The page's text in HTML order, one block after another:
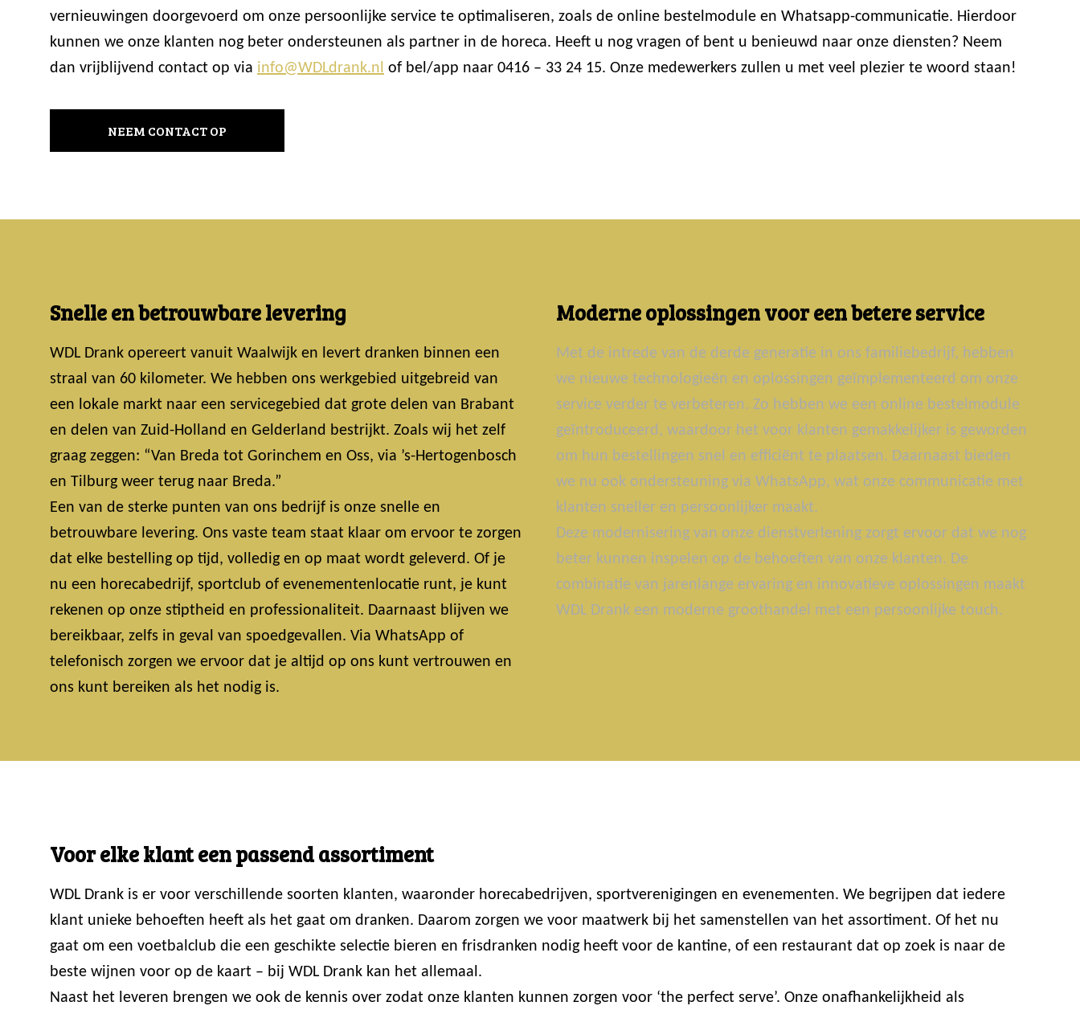
vernieuwingen doorgevoerd om onze persoonlijke service te optimaliseren, zoals de online bestelmodule en Whatsapp-communicatie. Hierdoor
kunnen we onze klanten nog beter ondersteunen als partner in de horeca. Heeft u nog vragen of bent u benieuwd naar onze diensten? Neem
dan vrijblijvend contact op via info@WDLdrank.nl of bel/app naar 0416 – 33 24 15. Onze medewerkers zullen u met veel plezier te woord staan!
NEEM CONTACT OP
Snelle en betrouwbare levering
WDL Drank opereert vanuit Waalwijk en levert dranken binnen een
straal van 60 kilometer. We hebben ons werkgebied uitgebreid van
een lokale markt naar een servicegebied dat grote delen van Brabant
en delen van Zuid-Holland en Gelderland bestrijkt. Zoals wij het zelf
graag zeggen: “Van Breda tot Gorinchem en Oss, via ’s-Hertogenbosch
en Tilburg weer terug naar Breda.”
Een van de sterke punten van ons bedrijf is onze snelle en
betrouwbare levering. Ons vaste team staat klaar om ervoor te zorgen
dat elke bestelling op tijd, volledig en op maat wordt geleverd. Of je
nu een horecabedrijf, sportclub of evenementenlocatie runt, je kunt
rekenen op onze stiptheid en professionaliteit. Daarnaast blijven we
bereikbaar, zelfs in geval van spoedgevallen. Via WhatsApp of
telefonisch zorgen we ervoor dat je altijd op ons kunt vertrouwen en
ons kunt bereiken als het nodig is.
Moderne oplossingen voor een betere service
Met de intrede van de derde generatie in ons familiebedrijf, hebben
we nieuwe technologieën en oplossingen geïmplementeerd om onze
service verder te verbeteren. Zo hebben we een online bestelmodule
geïntroduceerd, waardoor het voor klanten gemakkelijker is geworden
om hun bestellingen snel en efficiënt te plaatsen. Daarnaast bieden
we nu ook ondersteuning via WhatsApp, wat onze communicatie met
klanten sneller en persoonlijker maakt.
Deze modernisering van onze dienstverlening zorgt ervoor dat we nog
beter kunnen inspelen op de behoeften van onze klanten. De
combinatie van jarenlange ervaring en innovatieve oplossingen maakt
WDL Drank een moderne groothandel met een persoonlijke touch.
Voor elke klant een passend assortiment
WDL Drank is er voor verschillende soorten klanten, waaronder horecabedrijven, sportverenigingen en evenementen. We begrijpen dat iedere
klant unieke behoeften heeft als het gaat om dranken. Daarom zorgen we voor maatwerk bij het samenstellen van het assortiment. Of het nu
gaat om een voetbalclub die een geschikte selectie bieren en frisdranken nodig heeft voor de kantine, of een restaurant dat op zoek is naar de
beste wijnen voor op de kaart – bij WDL Drank kan het allemaal.
Naast het leveren brengen we ook de kennis over zodat onze klanten kunnen zorgen voor ‘the perfect serve’. Onze onafhankelijkheid als